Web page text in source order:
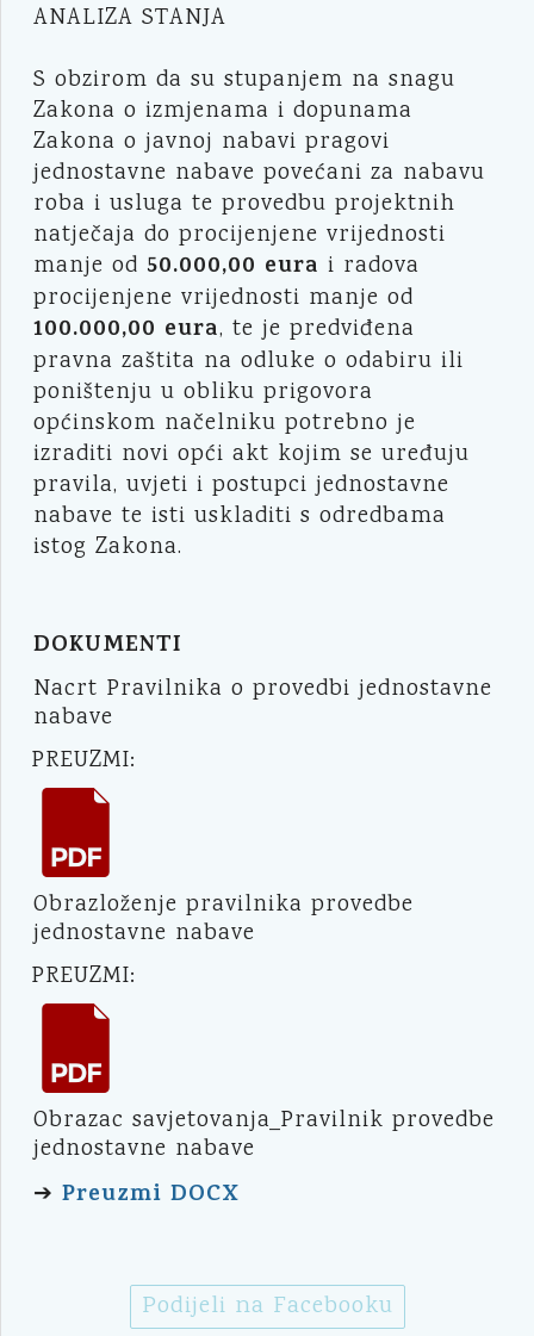
ANALIZA STANJA
S obzirom da su stupanjem na snagu
Zakona o izmjenama i dopunama
Zakona o javnoj nabavi pragovi
jednostavne nabave povećani za nabavu
roba i usluga te provedbu projektnih
natječaja do procijenjene vrijednosti
manje od 50.000,00 eura i radova
procijenjene vrijednosti manje od
100.000,00 eura, te je predviđena
pravna zaštita na odluke o odabiru ili
poništenju u obliku prigovora
općinskom načelniku potrebno je
izraditi novi opći akt kojim se uređuju
pravila, uvjeti i postupci jednostavne
nabave te isti uskladiti s odredbama
istog Zakona.
DOKUMENTI
Nacrt Pravilnika o provedbi jednostavne
nabave
PREUZMI:
Obrazloženje pravilnika provedbe
jednostavne nabave
PREUZMI:
Obrazac savjetovanja_Pravilnik provedbe
jednostavne nabave
➔ Preuzmi DOCX
Podijeli na Facebooku